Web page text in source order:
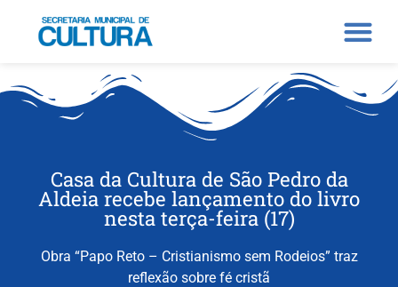
Casa da Cultura de São Pedro da
Aldeia recebe lançamento do livro
nesta terça-feira (17)
Obra “Papo Reto – Cristianismo sem Rodeios” traz
reflexão sobre fé cristã